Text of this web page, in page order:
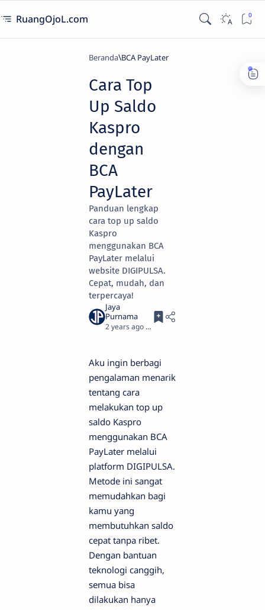
RuangOjoL.com
Beranda BCA PayLater
Cara Top
Up Saldo
Kaspro
dengan
BCA
PayLater
Panduan lengkap
cara top up saldo
Kaspro
menggunakan BCA
PayLater melalui
website DIGIPULSA.
Cepat, mudah, dan
terpercaya!
2 years ago 5
Aku ingin berbagi
pengalaman menarik
tentang cara
melakukan top up
saldo Kaspro
menggunakan BCA
PayLater melalui
platform DIGIPULSA.
Metode ini sangat
memudahkan bagi
kamu yang
membutuhkan saldo
cepat tanpa ribet.
Dengan bantuan
teknologi canggih,
semua bisa
dilakukan hanya